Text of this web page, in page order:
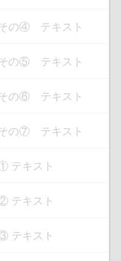
の④ テキスト
の⑤ テキスト
の⑥ テキスト
の⑦ テキスト
テキスト
テキスト
テキスト